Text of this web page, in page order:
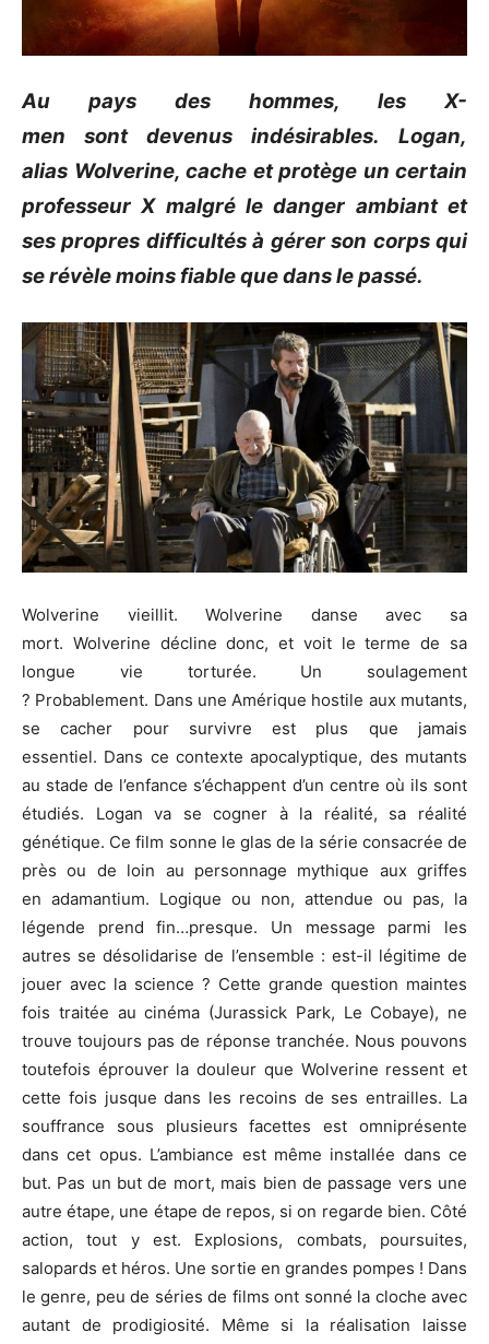
Au pays des hommes, les X-
men sont devenus indésirables. Logan,
alias Wolverine, cache et protège un certain
professeur X malgré le danger ambiant et
ses propres difficultés à gérer son corps qui
se révèle moins fiable que dans le passé.
Wolverine vieillit. Wolverine danse avec sa
mort. Wolverine décline donc, et voit le terme de sa
longue vie torturée. Un soulagement
? Probablement. Dans une Amérique hostile aux mutants,
se cacher pour survivre est plus que jamais
essentiel. Dans ce contexte apocalyptique, des mutants
au stade de l’enfance s’échappent d’un centre où ils sont
étudiés. Logan va se cogner à la réalité, sa réalité
génétique. Ce film sonne le glas de la série consacrée de
près ou de loin au personnage mythique aux griffes
en adamantium. Logique ou non, attendue ou pas, la
légende prend fin…presque. Un message parmi les
autres se désolidarise de l’ensemble : est-il légitime de
jouer avec la science ? Cette grande question maintes
fois traitée au cinéma (Jurassick Park, Le Cobaye), ne
trouve toujours pas de réponse tranchée. Nous pouvons
toutefois éprouver la douleur que Wolverine ressent et
cette fois jusque dans les recoins de ses entrailles. La
souffrance sous plusieurs facettes est omniprésente
dans cet opus. L’ambiance est même installée dans ce
but. Pas un but de mort, mais bien de passage vers une
autre étape, une étape de repos, si on regarde bien. Côté
action, tout y est. Explosions, combats, poursuites,
salopards et héros. Une sortie en grandes pompes ! Dans
le genre, peu de séries de films ont sonné la cloche avec
autant de prodigiosité. Même si la réalisation laisse